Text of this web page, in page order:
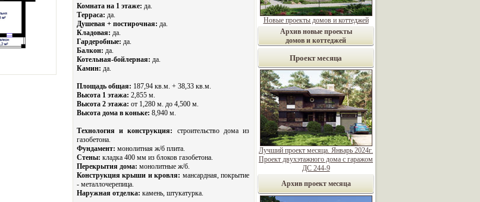
Комната на 1 этаже: да.
Терраса: да.
Душевая + постирочная: да.
Кладовая: да.
Гардеробные: да.
Балкон: да.
Котельная-бойлерная: да.
Камин: да.
Площадь общая: 187,94 кв.м. + 38,33 кв.м.
Высота 1 этажа: 2,855 м.
Высота 2 этажа: от 1,280 м. до 4,500 м.
Высота дома в коньке: 8,940 м.
Технология и конструкция:
строительство дома из
газобетона.
Фундамент: монолитная ж/б плита.
Стены: кладка 400 мм из блоков газобетона.
Перекрытия дома: монолитные ж/б.
Конструкция крыши и кровля: мансардная, покрытие
- металлочерепица.
Наружная отделка: камень, штукатурка.
Новые проекты домов и коттеджей
Архив новые проекты
домов и коттеджей
Проект месяца
Лучший проект месяца. Январь 2024г.
Проект двухэтажного дома с гаражом
ДС 244-9
Архив проект месяца